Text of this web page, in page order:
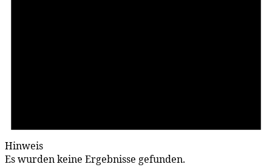
Hinweis
Es wurden keine Ergebnisse gefunden.